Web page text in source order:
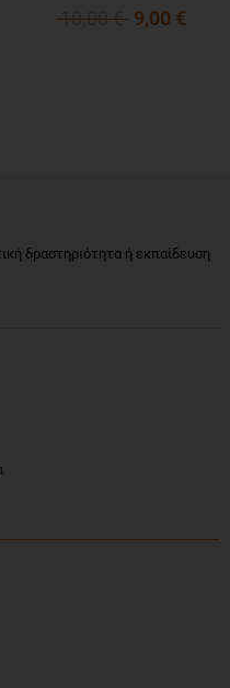
10,00 € 9,00 €
δραστηριότητα ή εκπαίδευση